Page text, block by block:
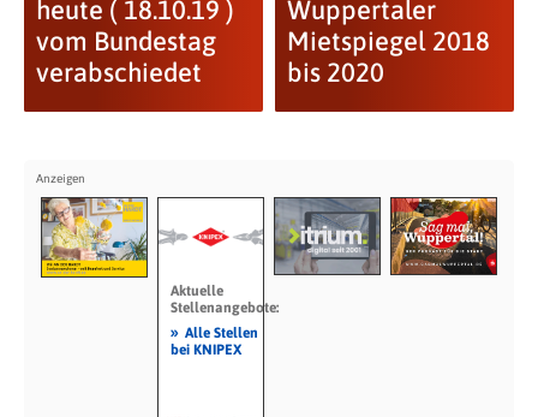
heute ( 18.10.19 )
vom Bundestag
verabschiedet
Wuppertaler
Mietspiegel 2018
bis 2020
Aktuelle
Stellenangebote:
» Alle Stellen
bei KNIPEX